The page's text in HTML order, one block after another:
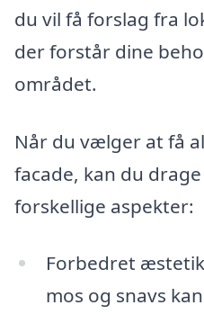
du vil få forslag fra
der forstår dine
området.
Når du vælger at få
facade, kan du
forskellige aspekter:
Forbedret
mos og snavs